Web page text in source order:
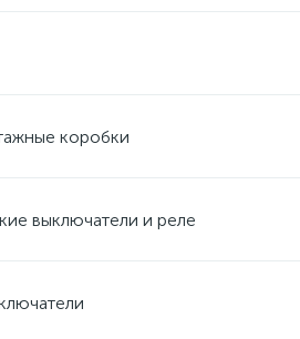
коробки
выключатели и реле